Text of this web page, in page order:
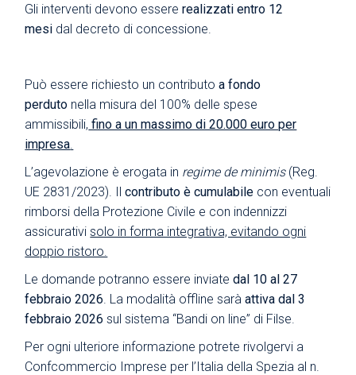
Gli interventi devono essererealizzati entro 12
mesi dal decreto di concessione.
Può essere richiesto un contributoa fondo
perduto nella misura del 100% delle spese
ammissibili, fino a un massimo di 20.000 euro per
impresa
L’agevolazione è erogata in regime de minimis(Reg.
UE 2831/2023). Ilcontributo è cumulabile con eventuali
rimborsi della Protezione Civile e con indennizzi
assicurativisolo in forma integrativa, evitando ogni
doppio ristoro.
Le domande potranno essere inviatedal 10 al 27
febbraio 2026 . La modalità offline saràattiva dal 3
febbraio 2026 sul sistema “Bandi on line” di Filse
Per ogni ulteriore informazione potrete rivolgervi a
Confcommercio Imprese per l’Italia della Spezia al n.